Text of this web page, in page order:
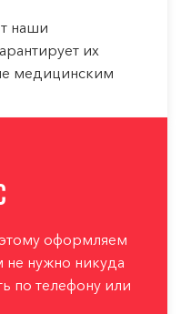
наши
их
медицинским
оформляем
не нужно никуда
по телефону или